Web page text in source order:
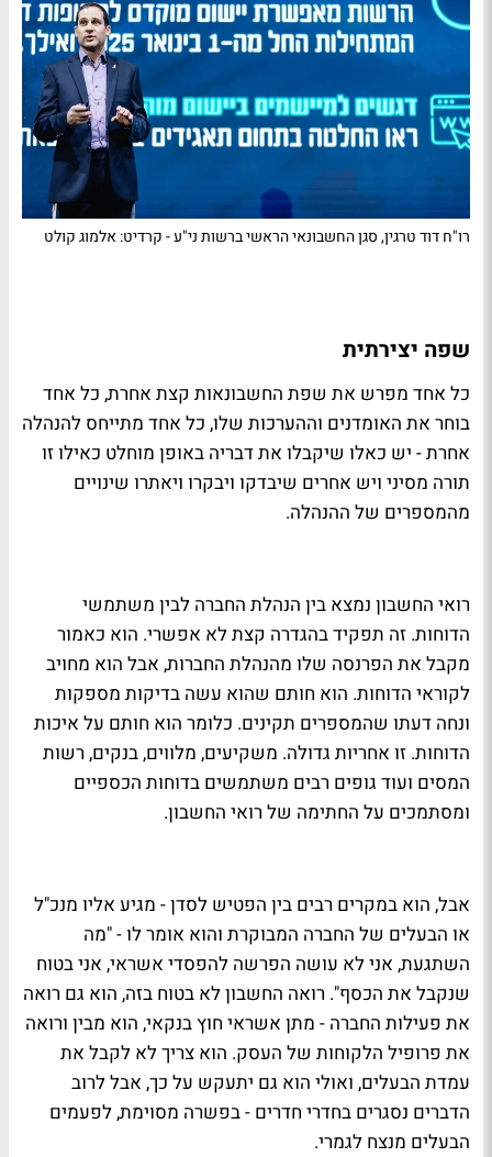
רו"ח דוד טרגין, סגן החשבונאי הראשי ברשות ני"ע - קרדיט: אלמוג קולט
שפה יצירתית
כל אחד מפרש את שפת החשבונאות קצת אחרת, כל אחד
בוחר את האומדנים וההערכות שלו, כל אחד מתייחס להנהלה
אחרת - יש כאלו שיקבלו את דבריה באופן מוחלט כאילו זו
תורה מסיני ויש אחרים שיבדקו ויבקרו ויאתרו שינויים
מהמספרים של ההנהלה.
רואי החשבון נמצא בין הנהלת החברה לבין משתמשי
הדוחות. זה תפקיד בהגדרה קצת לא אפשרי. הוא כאמור
מקבל את הפרנסה שלו מהנהלת החברות, אבל הוא מחויב
לקוראי הדוחות. הוא חותם שהוא עשה בדיקות מספקות
ונחה דעתו שהמספרים תקינים. כלומר הוא חותם על איכות
הדוחות. זו אחריות גדולה. משקיעים, מלווים, בנקים, רשות
המסים ועוד גופים רבים משתמשים בדוחות הכספיים
ומסתמכים על החתימה של רואי החשבון.
אבל, הוא במקרים רבים בין הפטיש לסדן - מגיע אליו מנכ"ל
או הבעלים של החברה המבוקרת והוא אומר לו - "מה
השתגעת, אני לא עושה הפרשה להפסדי אשראי, אני בטוח
שנקבל את הכסף". רואה החשבון לא בטוח בזה, הוא גם רואה
את פעילות החברה - מתן אשראי חוץ בנקאי, הוא מבין ורואה
את פרופיל הלקוחות של העסק. הוא צריך לא לקבל את
עמדת הבעלים, ואולי הוא גם יתעקש על כך, אבל לרוב
הדברים נסגרים בחדרי חדרים - בפשרה מסוימת, לפעמים
הבעלים מנצח לגמרי.